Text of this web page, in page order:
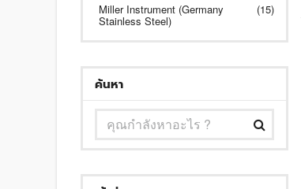
Miller Instrument (Germany
Stainless Steel)
(15)
ค้นหา